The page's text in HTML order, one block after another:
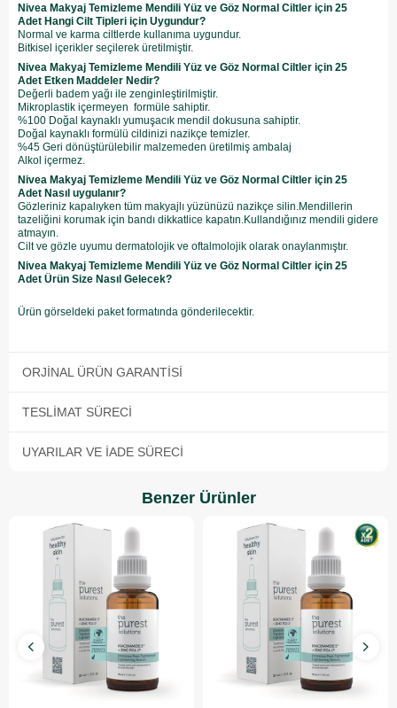
Nivea Makyaj Temizleme Mendili Yüz ve Göz Normal Ciltler için 25
Adet Hangi Cilt Tipleri için Uygundur?
Normal ve karma ciltlerde kullanıma uygundur.
Bitkisel içerikler seçilerek üretilmiştir.
Nivea Makyaj Temizleme Mendili Yüz ve Göz Normal Ciltler için 25
Adet Etken Maddeler Nedir?
Değerli badem yağı ile zenginleştirilmiştir.
Mikroplastik içermeyen formüle sahiptir.
%100 Doğal kaynaklı yumuşacık mendil dokusuna sahiptir.
Doğal kaynaklı formülü cildinizi nazikçe temizler.
%45 Geri dönüştürülebilir malzemeden üretilmiş ambalaj
Alkol içermez.
Nivea Makyaj Temizleme Mendili Yüz ve Göz Normal Ciltler için 25
Adet Nasıl uygulanır?
Gözleriniz kapalıyken tüm makyajlı yüzünüzü nazikçe silin.Mendillerin
tazeliğini korumak için bandı dikkatlice kapatın.Kullandığınız mendili gidere
atmayın.
Cilt ve gözle uyumu dermatolojik ve oftalmolojik olarak onaylanmıştır.
Nivea Makyaj Temizleme Mendili Yüz ve Göz Normal Ciltler için 25
Adet Ürün Size Nasıl Gelecek?
Ürün görseldeki paket formatında gönderilecektir.
ORJINAL ÜRÜN GARANTISI
TESLIMAT SÜRECI
UYARILAR VE İADE SÜRECI
Benzer Ürünler